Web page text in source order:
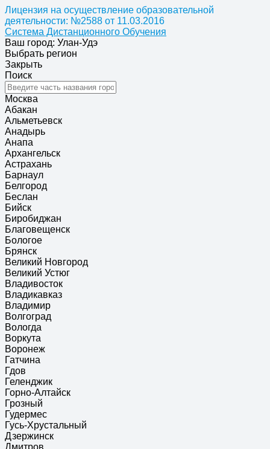
Лицензия на осуществление образовательной
деятельности: №2588 от 11.03.2016
Система Дистанционного Обучения
Ваш город: Улан-Удэ
Выбрать регион
Закрыть
Поиск
Москва
Абакан
Альметьевск
Анадырь
Анапа
Архангельск
Астрахань
Барнаул
Белгород
Беслан
Бийск
Биробиджан
Благовещенск
Бологое
Брянск
Великий Новгород
Великий Устюг
Владивосток
Владикавказ
Владимир
Волгоград
Вологда
Воркута
Воронеж
Гатчина
Гдов
Геленджик
Горно-Алтайск
Грозный
Гудермес
Гусь-Хрустальный
Дзержинск
Дмитров